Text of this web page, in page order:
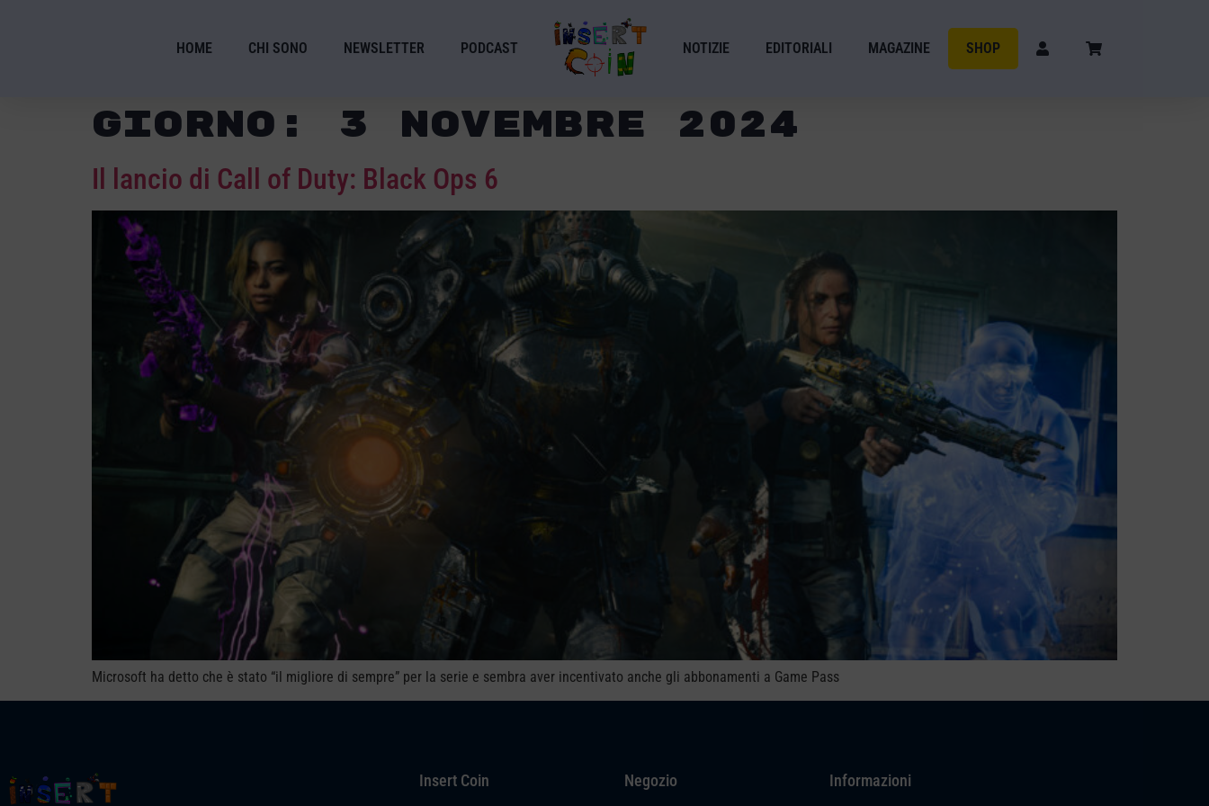
HOME CHI SONO NEWSLETTER PODCAST NOTIZIE EDITORIALI MAGAZINE SHOP
Giorno: 3 Novembre 2024
Il lancio di Call of Duty: Black Ops 6
Microsoft ha detto che è stato “il migliore di sempre” per la serie e sembra aver incentivato anche gli abbonamenti a Game Pass
Insert Coin Negozio Informazioni